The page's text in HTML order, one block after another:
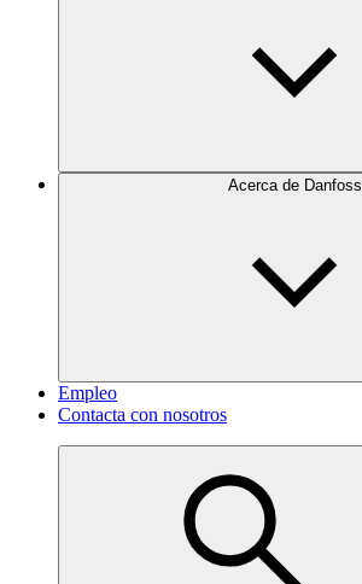
Acerca de Danfoss
Empleo
Contacta con nosotros